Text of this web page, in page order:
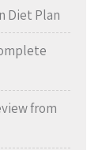
Diet Plan
from